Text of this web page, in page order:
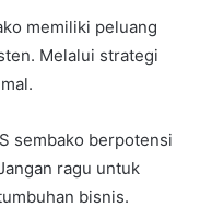
memiliki peluang
Melalui strategi
sembako berpotensi
ragu untuk
bisnis.